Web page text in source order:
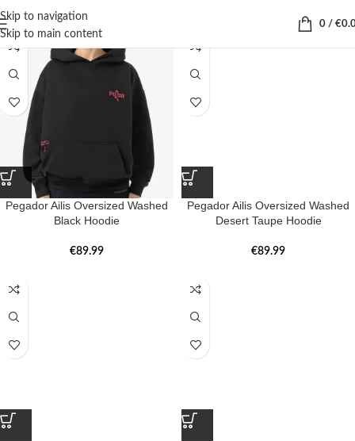
Skip to navigation
Skip to main content
0 / €
Pegador Ailis Oversized Washed
Black Hoodie
€89.99
Pegador Ailis Oversized Washed
Desert Taupe Hoodie
€89.99